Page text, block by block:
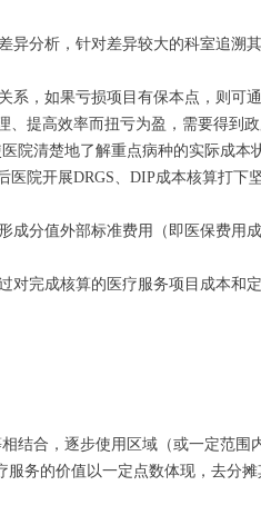
异分析，针对差异较大的科室追溯
系，如果亏损项目有保本点，则可
提高效率而扭亏为盈，需要得到政
院清楚地了解重点病种的实际成本
院开展DRGS、DIP成本核算打下
成分值外部标准费用（即医保费用
对完成核算的医疗服务项目成本和
结合，逐步使用区域（或一定范围
务的价值以一定点数体现，去分